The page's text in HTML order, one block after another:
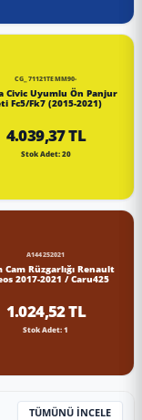
CG_71121TEMM90-
Civic Uyumlu Ön Panjur
Fc5/Fk7 (2015-2021)
4.039,37 TL
Stok Adet: 20
A144252021
Cam Rüzgarlığı Renault
2017-2021 / Caru425
1.024,52 TL
Stok Adet: 1
TÜMÜNÜ İNCELE